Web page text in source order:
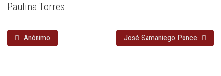
Paulina Torres
Anónimo José Samaniego Ponce